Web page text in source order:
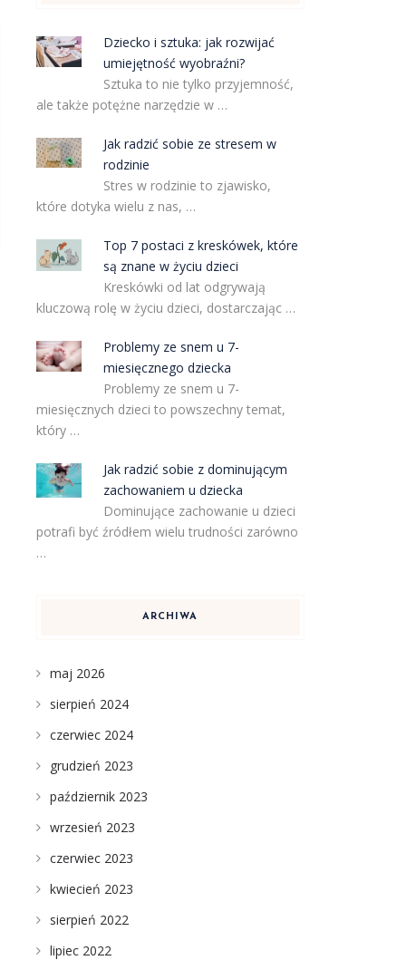
Dziecko i sztuka: jak rozwijać
umiejętność wyobraźni?
Sztuka to nie tylko przyjemność,
ale także potężne narzędzie w …
Jak radzić sobie ze stresem w
rodzinie
Stres w rodzinie to zjawisko,
które dotyka wielu z nas, …
Top 7 postaci z kreskówek, które
są znane w życiu dzieci
Kreskówki od lat odgrywają
kluczową rolę w życiu dzieci, dostarczając …
Problemy ze snem u 7-
miesięcznego dziecka
Problemy ze snem u 7-
miesięcznych dzieci to powszechny temat,
który …
Jak radzić sobie z dominującym
zachowaniem u dziecka
Dominujące zachowanie u dzieci
potrafi być źródłem wielu trudności zarówno
…
ARCHIWA
maj 2026
sierpień 2024
czerwiec 2024
grudzień 2023
październik 2023
wrzesień 2023
czerwiec 2023
kwiecień 2023
sierpień 2022
lipiec 2022